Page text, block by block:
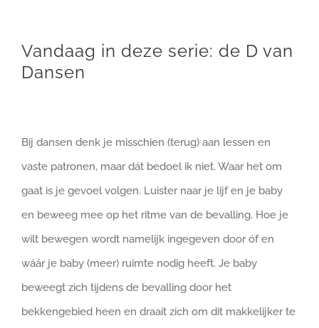
Vandaag in deze serie: de D van
Dansen
Bij dansen denk je misschien (terug) aan lessen en
vaste patronen, maar dát bedoel ik niet. Waar het om
gaat is je gevoel volgen. Luister naar je lijf en je baby
en beweeg mee op het ritme van de bevalling. Hoe je
wilt bewegen wordt namelijk ingegeven door óf en
wáár je baby (meer) ruimte nodig heeft. Je baby
beweegt zich tijdens de bevalling door het
bekkengebied heen en draait zich om dit makkelijker te